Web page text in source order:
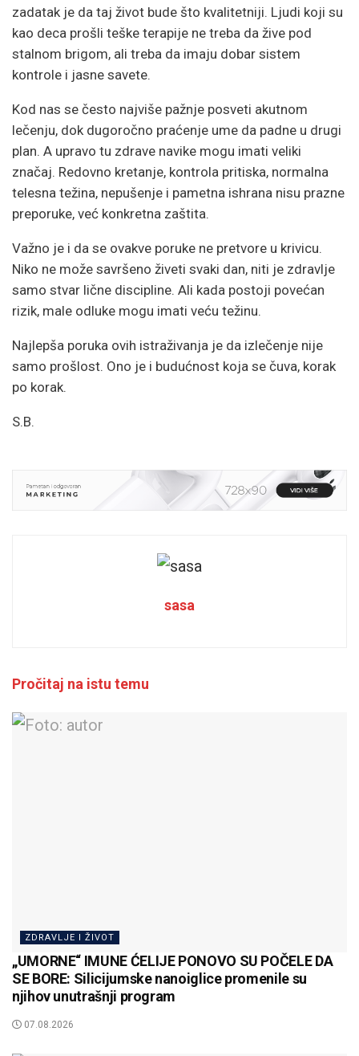
zadatak je da taj život bude što kvalitetniji. Ljudi koji su
kao deca prošli teške terapije ne treba da žive pod
stalnom brigom, ali treba da imaju dobar sistem
kontrole i jasne savete.
Kod nas se često najviše pažnje posveti akutnom
lečenju, dok dugoročno praćenje ume da padne u drugi
plan. A upravo tu zdrave navike mogu imati veliki
značaj. Redovno kretanje, kontrola pritiska, normalna
telesna težina, nepušenje i pametna ishrana nisu prazne
preporuke, već konkretna zaštita.
Važno je i da se ovakve poruke ne pretvore u krivicu.
Niko ne može savršeno živeti svaki dan, niti je zdravlje
samo stvar lične discipline. Ali kada postoji povećan
rizik, male odluke mogu imati veću težinu.
Najlepša poruka ovih istraživanja je da izlečenje nije
samo prošlost. Ono je i budućnost koja se čuva, korak
po korak.
S.B.
sasa
Pročitaj na istu temu
ZDRAVLJE I ŽIVOT
„UMORNE“ IMUNE ĆELIJE PONOVO SU POČELE DA
SE BORE: Silicijumske nanoiglice promenile su
njihov unutrašnji program
07.08.2026